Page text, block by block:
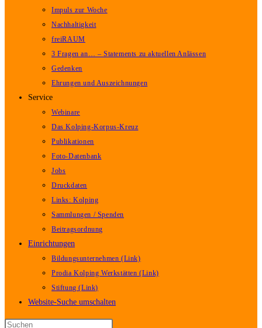
Impuls zur Woche
Nachhaltigkeit
freiRAUM
3 Fragen an… – Statements zu aktuellen Anlässen
Gedenken
Ehrungen und Auszeichnungen
Service
Webinare
Das Kolping-Korpus-Kreuz
Publikationen
Foto-Datenbank
Jobs
Druckdaten
Links: Kolping
Sammlungen / Spenden
Beitragsordnung
Einrichtungen
Bildungsunternehmen (Link)
Prodia Kolping Werkstätten (Link)
Stiftung (Link)
Website-Suche umschalten